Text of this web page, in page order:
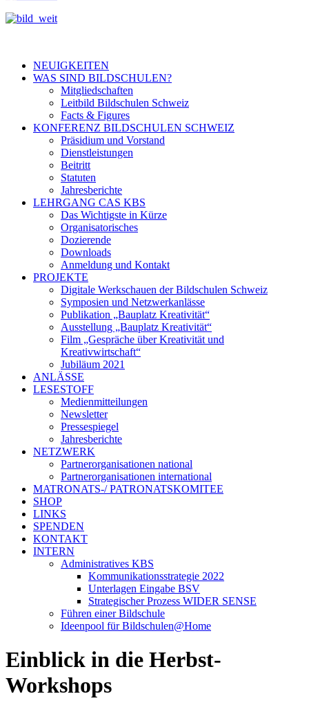
NEUIGKEITEN
WAS SIND BILDSCHULEN?
Mitgliedschaften
Leitbild Bildschulen Schweiz
Facts & Figures
KONFERENZ BILDSCHULEN SCHWEIZ
Präsidium und Vorstand
Dienstleistungen
Beitritt
Statuten
Jahresberichte
LEHRGANG CAS KBS
Das Wichtigste in Kürze
Organisatorisches
Dozierende
Downloads
Anmeldung und Kontakt
PROJEKTE
Digitale Werkschauen der Bildschulen Schweiz
Symposien und Netzwerkanlässe
Publikation „Bauplatz Kreativität“
Ausstellung „Bauplatz Kreativität“
Film „Gespräche über Kreativität und
Kreativwirtschaft“
Jubiläum 2021
ANLÄSSE
LESESTOFF
Medienmitteilungen
Newsletter
Pressespiegel
Jahresberichte
NETZWERK
Partnerorganisationen national
Partnerorganisationen international
MATRONATS-/ PATRONATSKOMITEE
SHOP
LINKS
SPENDEN
KONTAKT
INTERN
Administratives KBS
Kommunikationsstrategie 2022
Unterlagen Eingabe BSV
Strategischer Prozess WIDER SENSE
Führen einer Bildschule
Ideenpool für Bildschulen@Home
Einblick in die Herbst-
Workshops